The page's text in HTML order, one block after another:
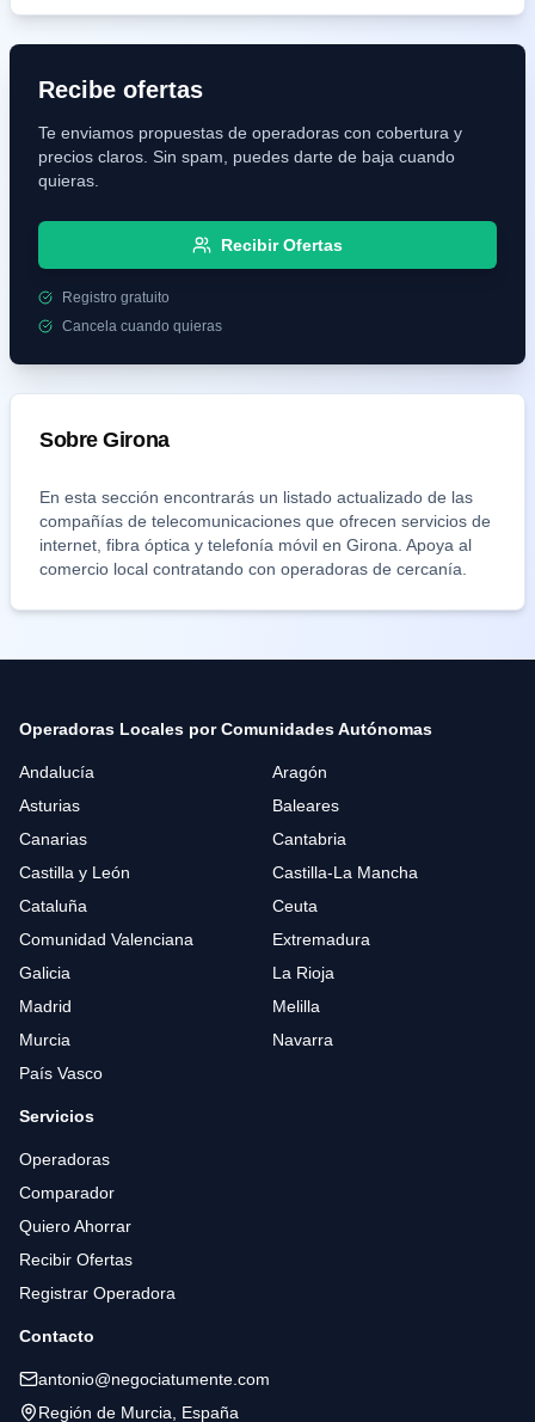
Recibe ofertas
Te enviamos propuestas de operadoras con cobertura y
precios claros. Sin spam, puedes darte de baja cuando
quieras.
Recibir Ofertas
Registro gratuito
Cancela cuando quieras
SobreGirona
En esta sección encontrarás un listado actualizado de las
compañías de telecomunicaciones que ofrecen servicios de
internet, fibra óptica y telefonía móvil en Girona . Apoya al
comercio local contratando con operadoras de cercanía.
Operadoras Locales por Comunidades Autónomas
Andalucía
Aragón
Asturias
Baleares
Canarias
Cantabria
Castilla y León
Castilla-La Mancha
Cataluña
Ceuta
Comunidad Valenciana
Extremadura
Galicia
La Rioja
Madrid
Melilla
Murcia
Navarra
País Vasco
Servicios
Operadoras
Comparador
Quiero Ahorrar
Recibir Ofertas
Registrar Operadora
Contacto
antonio@negociatumente.com
Región de Murcia, España